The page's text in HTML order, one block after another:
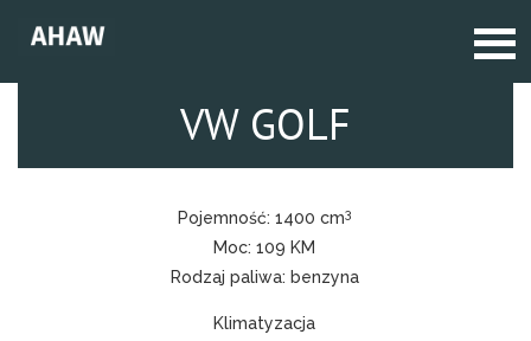
VW GOLF
Pojemność:1400 cm3
Moc:109 KM
Rodzaj paliwa: benzyna
Klimatyzacja